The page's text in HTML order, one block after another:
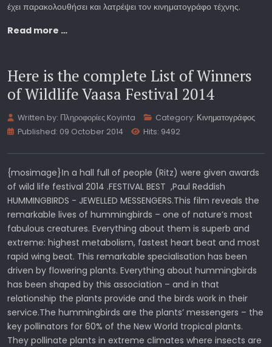
έχει παρακολουθήσει και λατρέψει τον κινηματογράφο τέχνης.
Read more …
Here is the complete List of Winners
of Wildlife Vaasa Festival 2014
Written by: Πληροφορίες Koyinta Category: Κινηματογράφος
Published: 09 October 2014
Hits: 9492
{mosimage}Ιn a hall full of people (Ritz) were given awards
of wild life festival 2014 .FESTIVAL BEST ,Paul Reddish
HUMMINGBIRDS - JEWELLED MESSENGERS.This film reveals the
remarkable lives of hummingbirds – one of nature’s most
fabulous creatures. Everything about them is superb and
extreme: highest metabolism, fastest heart beat and most
rapid wing beat. This remarkable specialisation has been
driven by flowering plants. Everything about hummingbirds
has been shaped by this association – and in that
relationship the plants provide and the birds work in their
service.The hummingbirds are the plants’ messengers – the
key pollinators for 60% of the New World tropical plants.
They pollinate plants in extreme climates where insects are